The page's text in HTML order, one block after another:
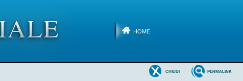
HOME
PERMALINK
CHIUDI